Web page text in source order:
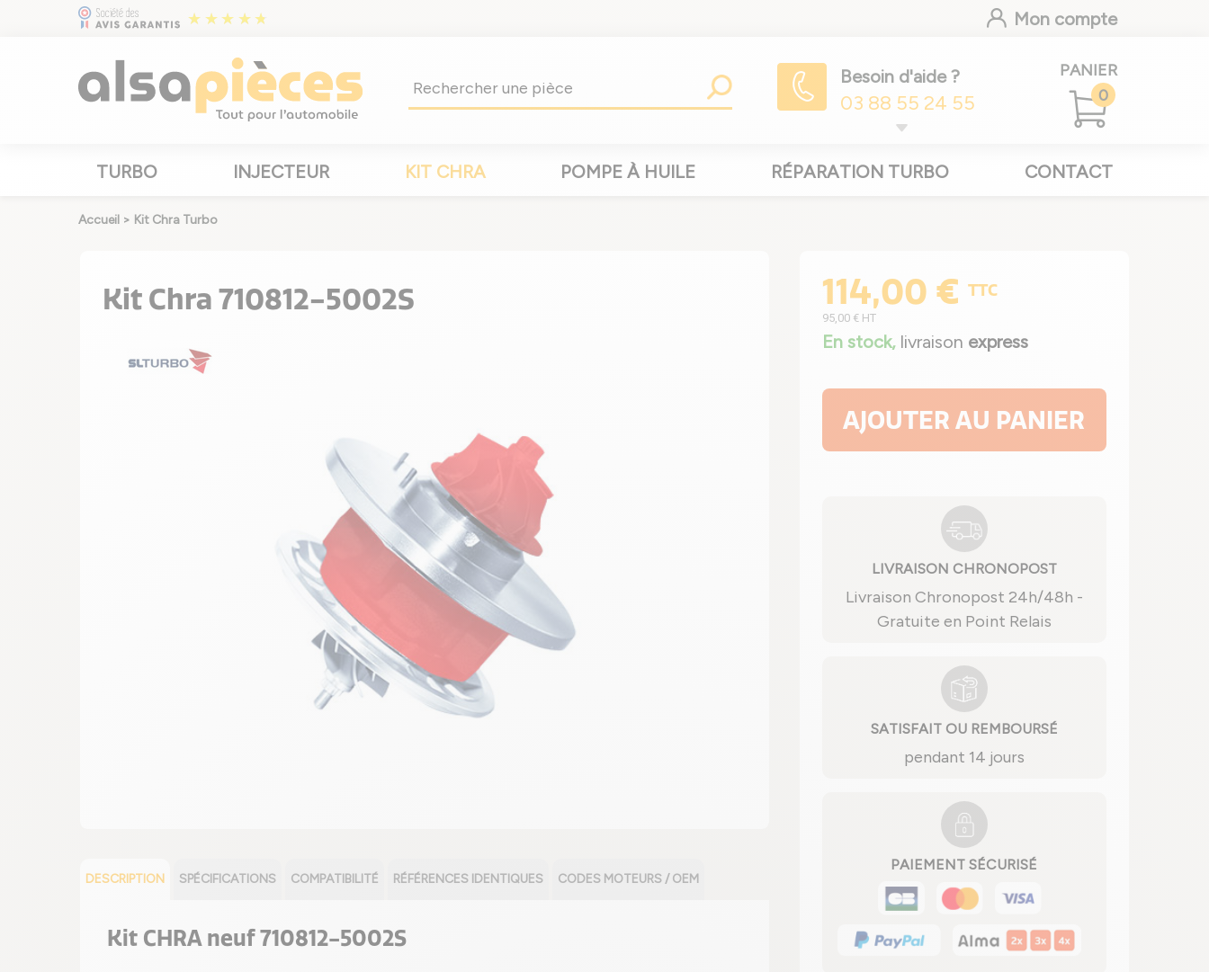
Mon compte
Besoin d'aide ?
03 88 55 24 55
PANIER
0
TURBO INJECTEUR KIT CHRA POMPE À HUILE RÉPARATION TURBO CONTACT
Accueil > Kit Chra Turbo
Kit Chra 710812-5002S
DESCRIPTION SPÉCIFICATIONS COMPATIBILITÉ RÉFÉRENCES IDENTIQUES CODES MOTEURS / OEM
Kit CHRA neuf 710812-5002S
114,00 € TTC
95,00 € HT
En stock, livraison express
AJOUTER AU PANIER
LIVRAISON CHRONOPOST
Livraison Chronopost 24h/48h -
Gratuite en Point Relais
SATISFAIT OU REMBOURSÉ
pendant 14 jours
PAIEMENT SÉCURISÉ